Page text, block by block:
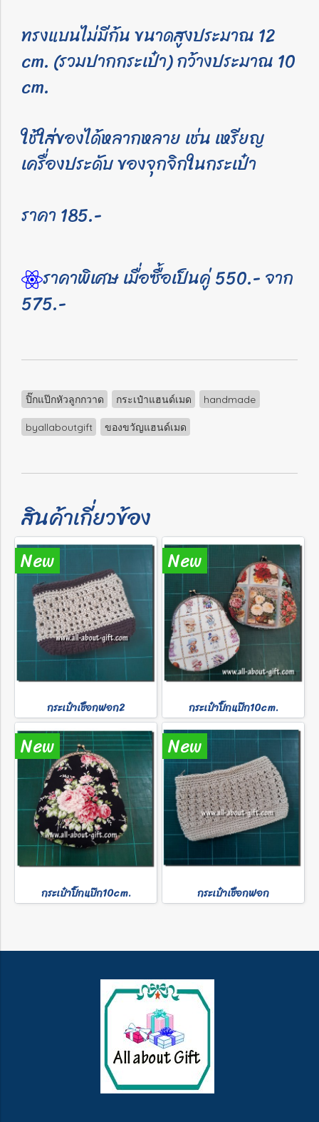
ทรงแบนไม่มีก้น ขนาดสูงประมาณ 12
cm. (รวมปากกระเป๋า) กว้างประมาณ 10
cm.
ใช้ใส่ของได้หลากหลาย เช่น เหรียญ
เครื่องประดับ ของจุกจิกในกระเป๋า
ราคา 185.-
ราคาพิเศษ เมื่อซื้อเป็นคู่ 550.- จาก
575.-
ปิ๊กแป๊กหัวลูกกวาด กระเป๋าแฮนด์เมด handmade
byallaboutgift ของขวัญแฮนด์เมด
สินค้าเกี่ยวข้อง
New
กระเป๋าเชือกฟอก2
New
กระเป๋าปิ๊กแป๊ก10cm.
New
กระเป๋าปิ๊กแป๊ก10cm.
New
กระเป๋าเชือกฟอก